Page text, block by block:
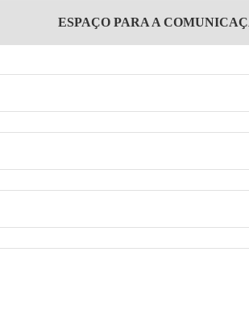
ESPAÇO PARA A